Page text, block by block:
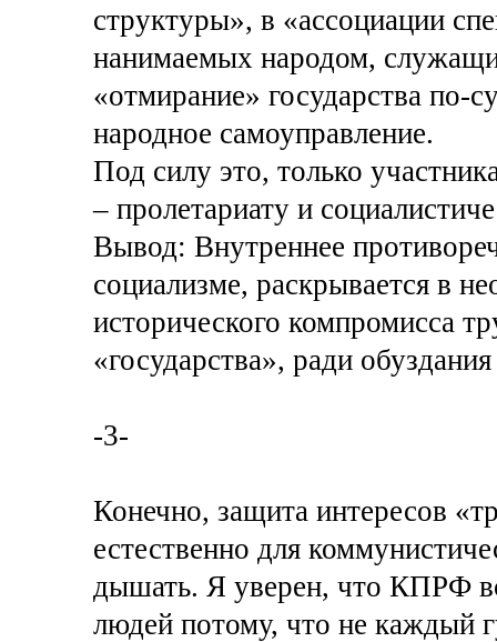
структуры», в «ассоциации
нанимаемых народом,
«отмирание» государства по-
народное самоуправление.
Под силу это, только
– пролетариату и
Вывод: Внутреннее
социализме, раскрывается в
исторического компромисса
«государства», ради
-3-
Конечно, защита интересов
естественно для
дышать. Я уверен, что КПРФ
людей потому, что не каждый